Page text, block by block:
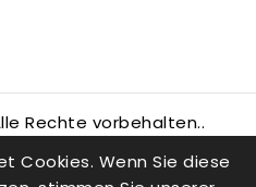
Cookies. Wenn Sie diese
Rechte vorbehalten..